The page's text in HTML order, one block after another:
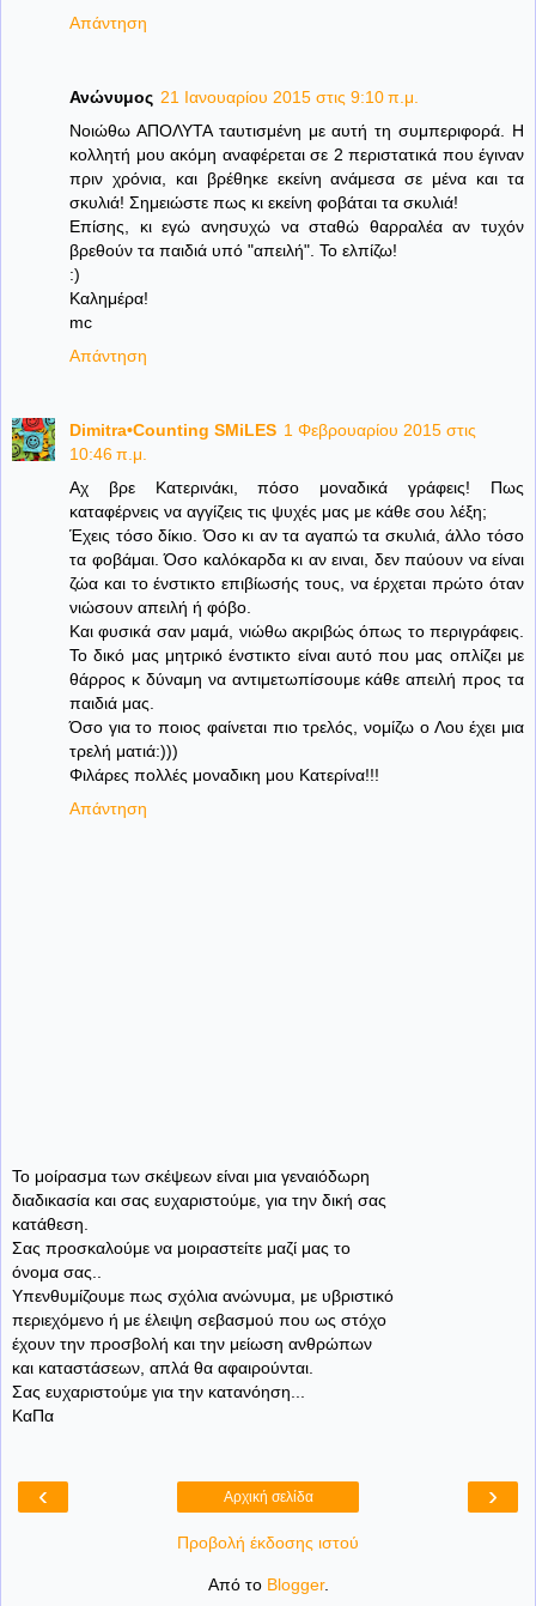
Απάντηση
Ανώνυμος 21 Ιανουαρίου 2015 στις 9:10 π.μ.
Νοιώθω ΑΠΟΛΥΤΑ ταυτισμένη με αυτή τη συμπεριφορά. Η
κολλητή μου ακόμη αναφέρεται σε 2 περιστατικά που έγιναν
πριν χρόνια, και βρέθηκε εκείνη ανάμεσα σε μένα και τα
σκυλιά! Σημειώστε πως κι εκείνη φοβάται τα σκυλιά!
Επίσης, κι εγώ ανησυχώ να σταθώ θαρραλέα αν τυχόν
βρεθούν τα παιδιά υπό "απειλή". Το ελπίζω!
:)
Καλημέρα!
mc
Απάντηση
Dimitra•Counting SΜiLES 1 Φεβρουαρίου 2015 στις
10:46 π.μ.
Αχ βρε Κατερινάκι, πόσο μοναδικά γράφεις! Πως
καταφέρνεις να αγγίζεις τις ψυχές μας με κάθε σου λέξη;
Έχεις τόσο δίκιο. Όσο κι αν τα αγαπώ τα σκυλιά, άλλο τόσο
τα φοβάμαι. Όσο καλόκαρδα κι αν ειναι, δεν παύουν να είναι
ζώα και το ένστικτο επιβίωσής τους, να έρχεται πρώτο όταν
νιώσουν απειλή ή φόβο.
Και φυσικά σαν μαμά, νιώθω ακριβώς όπως το περιγράφεις.
Το δικό μας μητρικό ένστικτο είναι αυτό που μας οπλίζει με
θάρρος κ δύναμη να αντιμετωπίσουμε κάθε απειλή προς τα
παιδιά μας.
Όσο για το ποιος φαίνεται πιο τρελός, νομίζω ο Λου έχει μια
τρελή ματιά:)))
Φιλάρες πολλές μοναδικη μου Κατερίνα!!!
Απάντηση
Το μοίρασμα των σκέψεων είναι μια γεναιόδωρη
διαδικασία και σας ευχαριστούμε, για την δική σας
κατάθεση.
Σας προσκαλούμε να μοιραστείτε μαζί μας το
όνομα σας..
Υπενθυμίζουμε πως σχόλια ανώνυμα, με υβριστικό
περιεχόμενο ή με έλειψη σεβασμού που ως στόχο
έχουν την προσβολή και την μείωση ανθρώπων
και καταστάσεων, απλά θα αφαιρούνται.
Σας ευχαριστούμε για την κατανόηση...
ΚαΠα
‹ ›
Αρχική σελίδα
Προβολή έκδοσης ιστού
Από το Blogger.